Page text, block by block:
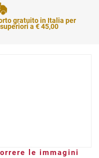
gratuito in Italia per
a € 45,00
le immagini